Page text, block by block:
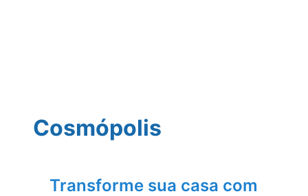
Cosmópolis
Transforme sua casa com